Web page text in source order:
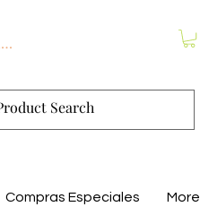
sesión
Compras Especiales More